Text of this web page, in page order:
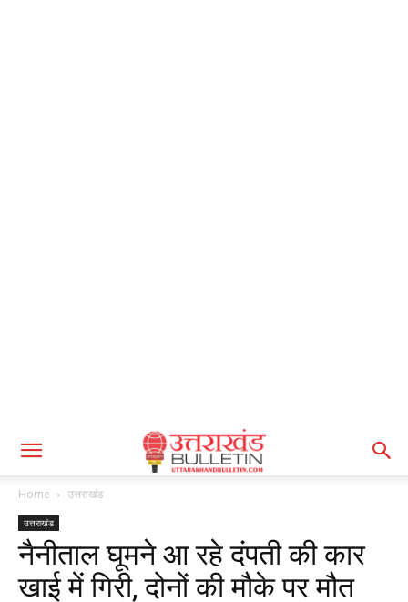
Home उत्तराखंड
उत्तराखंड
नैनीताल घूमने आ रहे दंपती की कार
खाई में गिरी, दोनों की मौके पर मौत